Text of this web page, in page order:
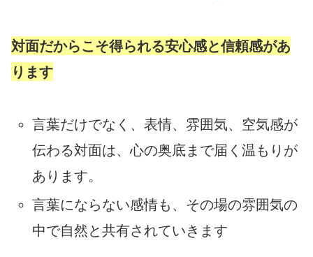
対面だからこそ得られる安心感と信頼感があ
ります
言葉だけでなく、表情、雰囲気、空気感が
伝わる対面は、心の奥底まで届く温もりが
あります。
言葉にならない感情も、その場の雰囲気の
中で自然と共有されていきます